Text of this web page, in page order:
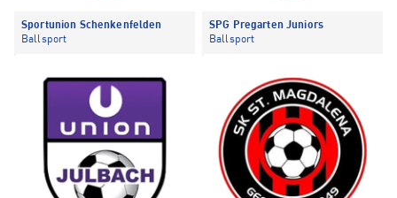
Sportunion Schenkenfelden
Ballsport
SPG Pregarten Juniors
Ballsport